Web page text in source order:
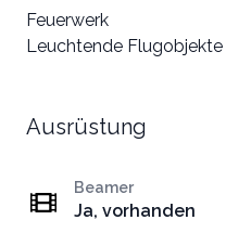
Feuerwerk
Leuchtende Flugobjekte
Ausrüstung
Beamer
Ja, vorhanden